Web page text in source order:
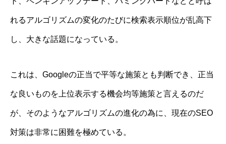
れるアルゴリズムの変化のたびに検索表示順位が乱高下
し、大きな話題になっている。
これは、Googleの正当で平等な施策とも判断でき、正当
な良いものを上位表示する機会均等施策と言えるのだ
が、そのようなアルゴリズムの進化の為に、現在のSEO
対策は非常に困難を極めている。